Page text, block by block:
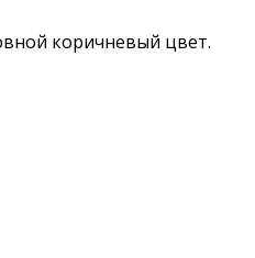
коричневый цвет.